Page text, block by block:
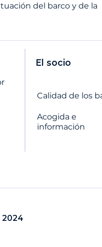
del barco y de la
El socio
Nombre del
Calidad de los
Acogida e
información